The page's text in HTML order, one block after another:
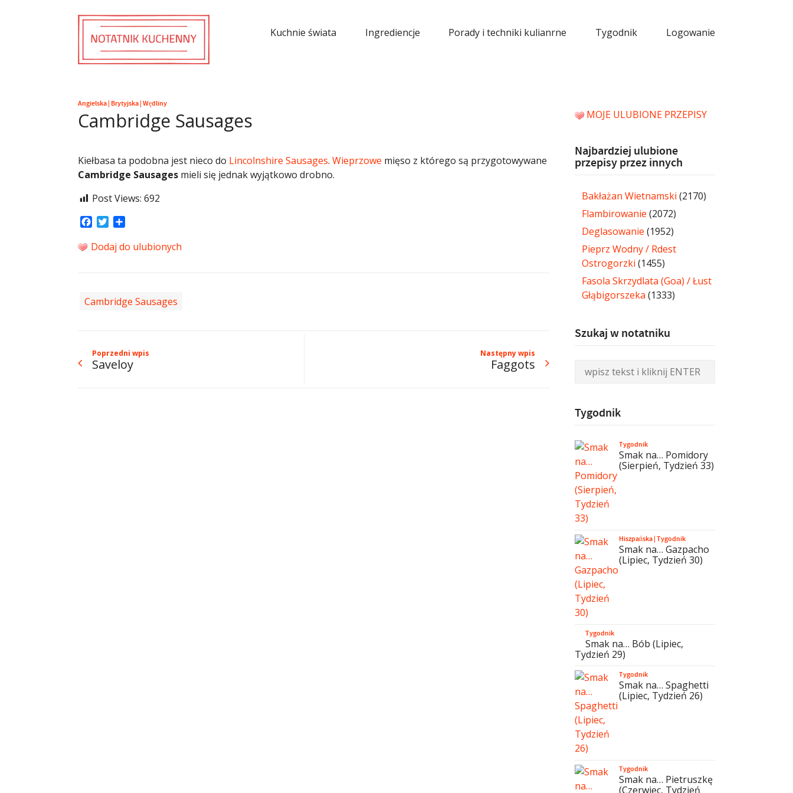
Kuchnie świata Ingrediencje Porady i techniki kulianrne Tygodnik Logowanie
Angielska| Brytyjska|Wędliny
Cambridge Sausages
Kiełbasa ta podobna jest nieco do Lincolnshire Sausages. Wieprzowe mięso z którego są przygotowywane
Cambridge Sausages mieli się jednak wyjątkowo drobno.
Post Views: 692
Facebook
Twitter
Dodaj do ulubionych
Cambridge Sausages
Poprzedni wpis
Saveloy
Następny wpis
Faggots
MOJE ULUBIONE PRZEPISY
Najbardziej ulubione
przepisy przez innych
Bakłażan Wietnamski (2170)
Flambirowanie (2072)
Deglasowanie (1952)
Pieprz Wodny / Rdest
Ostrogorzki (1455)
Fasola Skrzydlata (Goa) / Łust
Głąbigorszeka (1333)
Szukaj w notatniku
Tygodnik
Tygodnik
Smak na… Pomidory
(Sierpień, Tydzień 33)
Hiszpańska|Tygodnik
Smak na… Gazpacho
(Lipiec, Tydzień 30)
Tygodnik
Smak na… Bób (Lipiec,
Tydzień 29)
Tygodnik
Smak na… Spaghetti
(Lipiec, Tydzień 26)
Tygodnik
Smak na… Pietruszkę
(Czerwiec, Tydzień